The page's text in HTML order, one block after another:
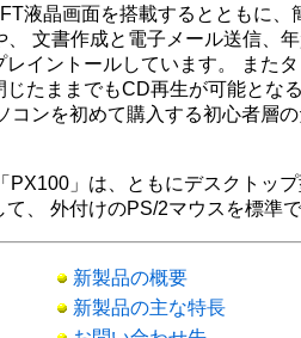
液晶画面を搭載するとともに、
、 文書作成と電子メール送信、
レイントールしています。 また
たままでもCD再生が可能とな
コンを初めて購入する初心者層
」は、ともにデスクトッ
、 外付けのPS/2マウスを標準
新製品の概要
新製品の主な特長